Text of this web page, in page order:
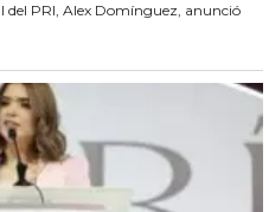
del PRI, Alex Domínguez, anunció